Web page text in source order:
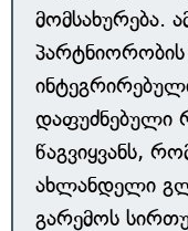
მომსახურება.
დაფუძნებული
წაგვიყვანს,
ახლანდელი
გარემოს